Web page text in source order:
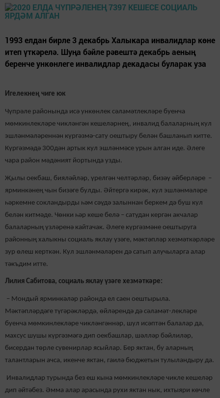
1993 елдан бирле 3 декабрь Халыкара инвалидлар көне
итеп үткәрелә. Шуңа бәйле рәвештә декабрь аеның
беренче ункөнлеге инвалидлар декадасы буларак уза
Игелекнең чиге юк
Чүпрәле районында исә ункөнлек сәламәтлекләре буенча
мөмкинлекләре чикләнгән кешеләрнең, инвалид балаларның кул
эшләнмәләреннән күргәзмә-сату оештыру белән башланып китте.
Күргәзмәдә 300дән артык кул эшләнмәсе урын алган иде. Әлеге
чара район мәдәният йортында узды.
Җылы оекбаш, бияләйләр, үрелгән челтәрләр, бизәү әйберләре –
ярминкәнең чын бизәге булды. Әйтергә кирәк, кул эшләнмәләре
һәркемне сокландырды һәм сәүдә залыннан беркем дә буш кул
белән китмәде. Чөнки һәр кеше белә – сатудан кергән акчалар
балаларның үзләренә кайтачак. Әлеге күргәзмәне оештыруга
районның халыкны социаль яклау үзәге, мәктәпләр хезмәткәрләре
зур өлеш керткән. Кул эшләнмәләрен дә сатып алучыларга алар
тәкъдим итте.
Лилия Сабитова, социаль яклау үзәге хезмәткәре:
– Мондый ярминкәләр районда ел саен оештырыла.
Мәктәпләрдәге түгәрәкләрдә, өйләрендә дә сәламәт-лекләре
буенча мөмкинлекләре чикләнгәннәр, шул исәптән балалар да,
махсус шушы күргәзмәгә дип оекбашлар, шәлләр бәйлиләр,
бисердан төрле сувенирлар ясыйлар. Бер яктан, бу аларның
талантларын ачса, икенче яктан, гаилә бюджетын тулыландыру да.
Инвалидлар турында без еш кына мөмкинлекләре чикле кешеләр
дип әйтәбез. Әмма алар арасында рухи яктан нык, ихтыяри көчле